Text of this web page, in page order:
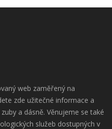
web zaměřený na
zde užitečné informace a
a dásně. Věnujeme se také
služeb dostupných v